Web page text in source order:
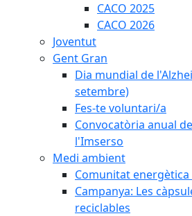
CACO 2025
CACO 2026
Joventut
Gent Gran
Dia mundial de
setembre)
Fes-te voluntari/a
Convocatòria anual
l'Imserso
Medi ambient
Comunitat energètica
Campanya: Les
reciclables